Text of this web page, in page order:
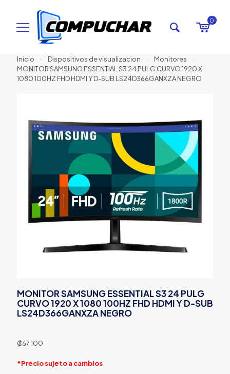
0
Inicio - Dispositivos de visualizacion - Monitores
-
MONITOR SAMSUNG ESSENTIAL S3 24 PULG CURVO 1920 X
1080 100HZ FHD HDMI Y D-SUB LS24D366GANXZA NEGRO
MONITOR SAMSUNG ESSENTIAL S3 24 PULG
CURVO 1920 X 1080 100HZ FHD HDMI Y D-SUB
LS24D366GANXZA NEGRO
₡67.100
*Precio sujeto a cambios